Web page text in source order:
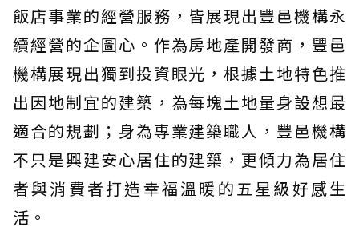
飯店事業的經營服務，皆展現出豐邑機構永
續經營的企圖心。作為房地產開發商，豐邑
機構展現出獨到投資眼光，根據土地特色推
出因地制宜的建築，為每塊土地量身設想最
適合的規劃；身為專業建築職人，豐邑機構
不只是興建安心居住的建築，更傾力為居住
者與消費者打造幸福溫暖的五星級好感生
活。